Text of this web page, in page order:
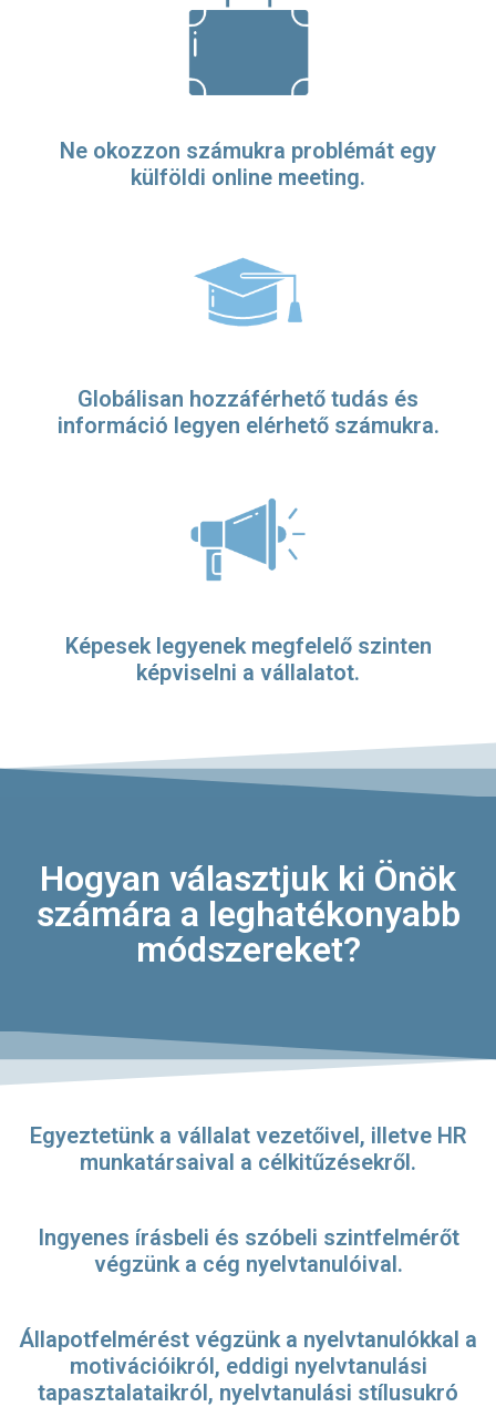
Ne okozzon számukra problémát egy
külföldi online meeting.
Globálisan hozzáférhető tudás és
információ legyen elérhető számukra.
Képesek legyenek megfelelő szinten
képviselni a vállalatot.
Hogyan választjuk ki Önök
számára a leghatékonyabb
módszereket?
Egyeztetünk a vállalat vezetőivel, illetve HR
munkatársaival a célkitűzésekről.
Ingyenes írásbeli és szóbeli szintfelmérőt
végzünk a cég nyelvtanulóival.
Állapotfelmérést végzünk a nyelvtanulókkal a
motivációikról, eddigi nyelvtanulási
tapasztalataikról, nyelvtanulási stílusukró